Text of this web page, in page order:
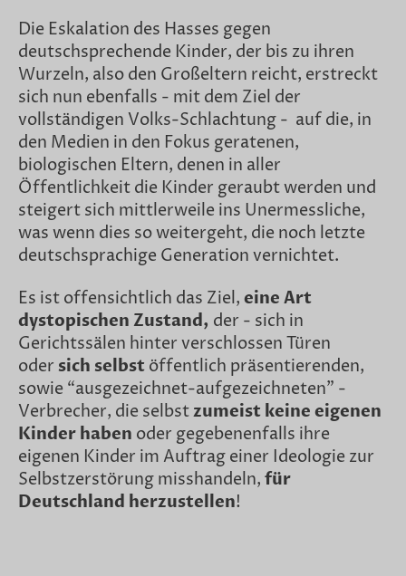
Die Eskalation des Hasses gegen
deutschsprechende Kinder, der bis zu ihren
Wurzeln, also den Großeltern reicht, erstreckt
sich nun ebenfalls - mit dem Ziel der
vollständigen Volks-Schlachtung - auf die, in
den Medien in den Fokus geratenen,
biologischen Eltern, denen in aller
Öffentlichkeit die Kinder geraubt werden und
steigert sich mittlerweile ins Unermessliche,
was wenn dies so weitergeht, die noch letzte
deutschsprachige Generation vernichtet.
Es ist offensichtlich das Ziel, eine Art
dystopischen Zustand, der - sich in
Gerichtssälen hinter verschlossen Türen
oder sich selbst öffentlich präsentierenden,
sowie “ausgezeichnet-aufgezeichneten” -
Verbrecher, die selbstzumeist keine eigenen
Kinder haben oder gegebenenfalls ihre
eigenen Kinder im Auftrag einer Ideologie zur
Selbstzerstörung misshandeln, für
Deutschland herzustellen!